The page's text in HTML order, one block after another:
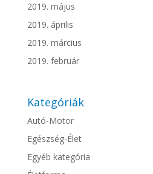
2019. május
2019. április
2019. március
2019. február
Kategóriák
Autó-Motor
Egészség-Élet
Egyéb kategória